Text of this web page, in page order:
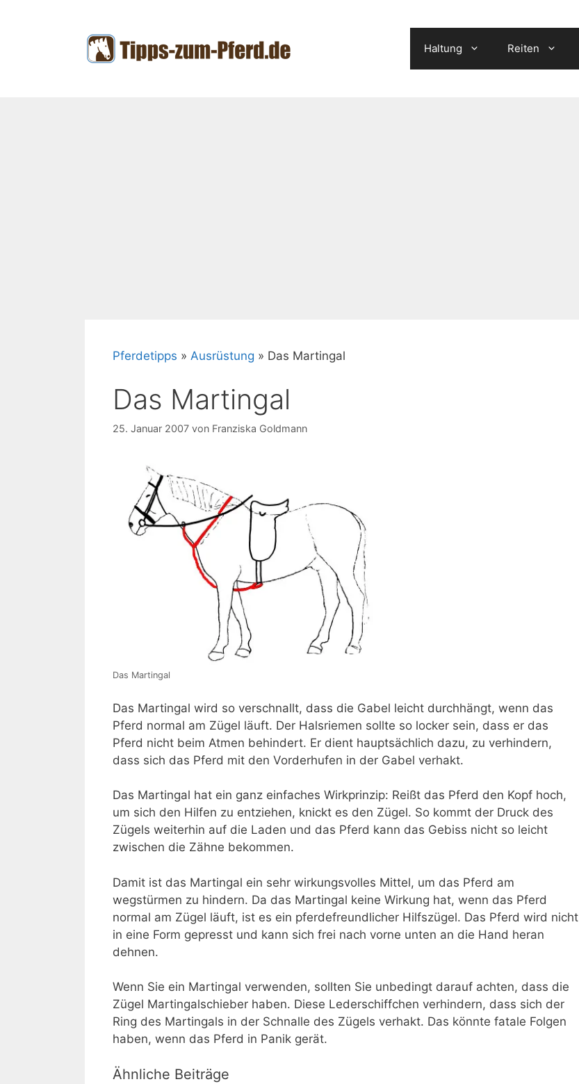
Haltung Reiten
Pferdetipps » Ausrüstung » Das Martingal
Das Martingal
25. Januar 2007 von Franziska Goldmann
Das Martingal
Das Martingal wird so verschnallt, dass die Gabel leicht durchhängt, wenn das
Pferd normal am Zügel läuft. Der Halsriemen sollte so locker sein, dass er das
Pferd nicht beim Atmen behindert. Er dient hauptsächlich dazu, zu verhindern,
dass sich das Pferd mit den Vorderhufen in der Gabel verhakt.
Das Martingal hat ein ganz einfaches Wirkprinzip: Reißt das Pferd den Kopf hoch,
um sich den Hilfen zu entziehen, knickt es den Zügel. So kommt der Druck des
Zügels weiterhin auf die Laden und das Pferd kann das Gebiss nicht so leicht
zwischen die Zähne bekommen.
Damit ist das Martingal ein sehr wirkungsvolles Mittel, um das Pferd am
wegstürmen zu hindern. Da das Martingal keine Wirkung hat, wenn das Pferd
normal am Zügel läuft, ist es ein pferdefreundlicher Hilfszügel. Das Pferd wird nicht
in eine Form gepresst und kann sich frei nach vorne unten an die Hand heran
dehnen.
Wenn Sie ein Martingal verwenden, sollten Sie unbedingt darauf achten, dass die
Zügel Martingalschieber haben. Diese Lederschiffchen verhindern, dass sich der
Ring des Martingals in der Schnalle des Zügels verhakt. Das könnte fatale Folgen
haben, wenn das Pferd in Panik gerät.
Ähnliche Beiträge